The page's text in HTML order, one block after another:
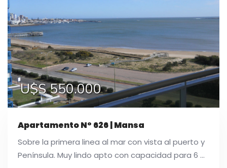
U$S 550.000
Apartamento N° 626 | Mansa
Sobre la primera linea al mar con vista al puerto y
Península. Muy lindo apto con capacidad para 6 ...